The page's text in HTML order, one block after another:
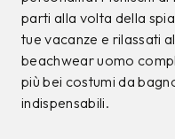
parti alla volta della
tue vacanze e rilassati
beachwear uomo
più bei costumi da
indispensabili.